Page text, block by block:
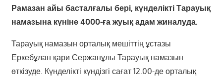
Рамазан айы басталғалы бері, күнделікті Тарауық
намазына күніне 4000-ға жуық адам жиналуда.
Тарауық намазын орталық мешіттің ұстазы
Еркебұлан қари Сержанұлы Тарауық намазын
өткізуде. Күнделікті күндізгі сағат 12.00-де орталық